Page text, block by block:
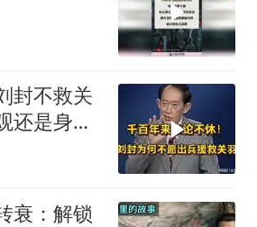
封不救关
还是身不
衰：解锁